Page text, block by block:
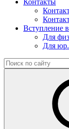
Контакты
Вступление
Для
Для